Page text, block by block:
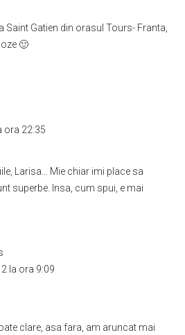
Saint Gatien din orasul Tours- Franta,
🙂
ora 22:35
Larisa… Mie chiar imi place sa
superbe. Insa, cum spui, e mai
la ora 9:09
clare, asa fara, am aruncat mai